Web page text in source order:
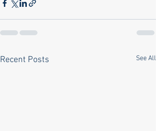
Recent Posts See All